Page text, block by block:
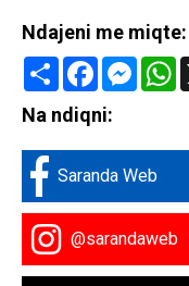
Ndajeni me miqte:
Share Facebook
Na ndiqni:
Saranda Web
@sarandaweb